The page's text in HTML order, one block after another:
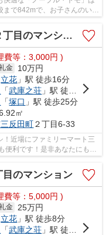
まで842mで、お子さんのいる
のマンション
費等：3,000円 )
金
10万円
立花 」駅 徒歩16分
「武庫之荘 」駅 徒歩33分
「塚口 」駅 徒歩25分
㎡
三反田町２丁目6-33
！近場にファミリーマート三
利です！是非あなたにもご
は住...
目のマンション
費等：5,000円 )
金
25万円
立花 」駅 徒歩8分
「武庫之荘 」駅 徒歩23分